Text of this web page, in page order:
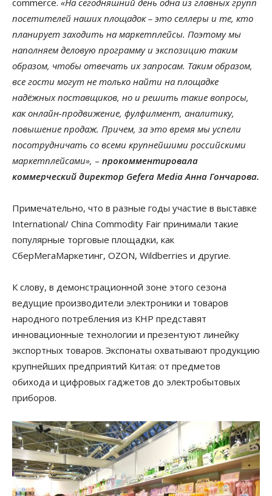
commerce. «На сегодняшний день одна из главных групп
посетителей наших площадок – это селлеры и те, кто
планирует заходить на маркетплейсы. Поэтому мы
наполняем деловую программу и экспозицию таким
образом, чтобы отвечать их запросам. Таким образом,
все гости могут не только найти на площадке
надёжных поставщиков, но и решить такие вопросы,
как онлайн-продвижение, фулфилмент, аналитику,
повышение продаж. Причем, за это время мы успели
посотрудничать со всеми крупнейшими российскими
маркетплейсами», – прокомментировала
коммерческий директор Gefera Media Анна Гончарова.
Примечательно, что в разные годы участие в выставке
International/ China Commodity Fair принимали такие
популярные торговые площадки, как
СберМегаМаркетинг, OZON, Wildberries и другие.
К слову, в демонстрационной зоне этого сезона
ведущие производители электроники и товаров
народного потребления из КНР представят
инновационные технологии и презентуют линейку
экспортных товаров. Экспонаты охватывают продукцию
крупнейших предприятий Китая: от предметов
обихода и цифровых гаджетов до электробытовых
приборов.